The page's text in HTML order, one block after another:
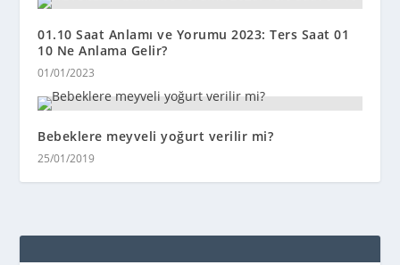
01.10 Saat Anlamı ve Yorumu 2023: Ters Saat 01
10 Ne Anlama Gelir?
01/01/2023
Bebeklere meyveli yoğurt verilir mi?
25/01/2019